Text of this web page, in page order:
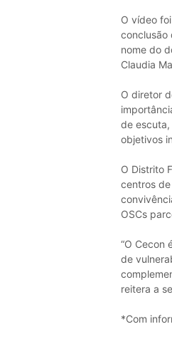
O vídeo
conclusão
nome do
Claudia
O diretor
de
objetivos
O Distrito
centros
OSCs
“O Cecon
de
reitera a
*Com